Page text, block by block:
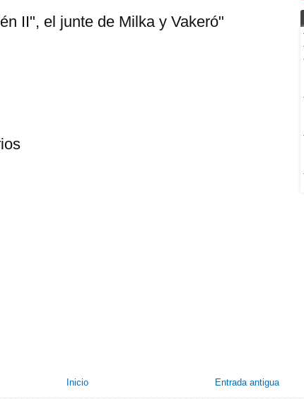
II", el junte de Milka y Vakeró"
Entrada antigua
Inicio